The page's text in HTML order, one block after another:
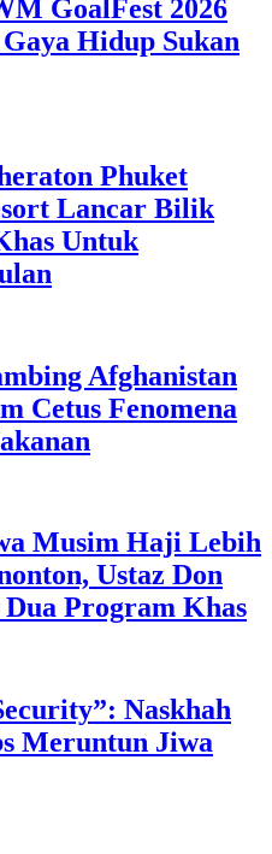
GoalFest 2026
Hidup Sukan
Phuket
Lancar Bilik
Untuk
Afghanistan
Cetus Fenomena
Musim Haji Lebih
Ustaz Don
Program Khas
Naskhah
Meruntun Jiwa